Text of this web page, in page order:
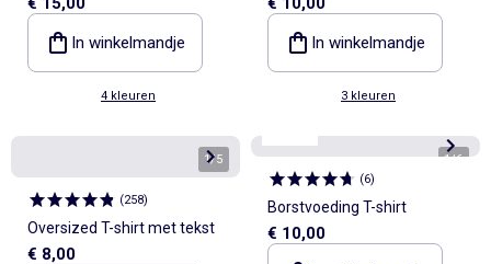
korte mouwen
In winkelmandje
4 kleuren
korte mouw en print
In winkelmandje
3 kleuren
1/5
(258)
Oversized T-shirt met tekst
€ 8,00
1/6
(6)
Borstvoeding T-shirt
€ 10,00